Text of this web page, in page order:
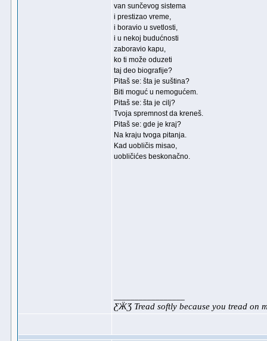
van sunčevog sistema
i prestizao vreme,
i boravio u svetlosti,
i u nekoj budućnosti
zaboravio kapu,
ko ti može oduzeti
taj deo biografije?
Pitaš se: šta je suština?
Biti moguć u nemogućem.
Pitaš se: šta je cilj?
Tvoja spremnost da kreneš.
Pitaš se: gde je kraj?
Na kraju tvoga pitanja.
Kad uobličis misao,
uobličićes beskonačno.
ƸӜƷ Tread softly because you tread on